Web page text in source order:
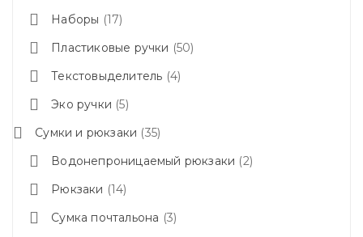
Наборы
17
Пластиковые ручки
50
Текстовыделитель 4
Эко ручки 5
Сумки и рюкзаки
35
Водонепроницаемый рюкзаки
2
Рюкзаки
14
Сумка почтальона
3